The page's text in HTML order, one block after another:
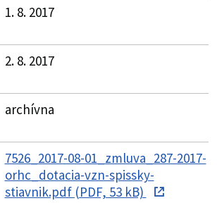
1. 8. 2017
2. 8. 2017
archívna
7526_2017-08-01_zmluva_287-2017-
orhc_dotacia-vzn-spissky-
stiavnik.pdf (PDF, 53 kB)